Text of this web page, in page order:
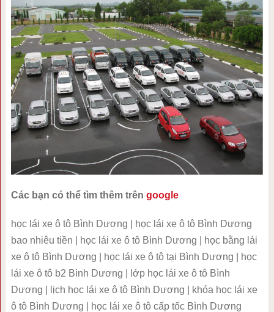
Các bạn có thể tìm thêm trên google
học lái xe ô tô Bình Dương | học lái xe ô tô Bình Dương
bao nhiêu tiền | học lái xe ô tô Bình Dương | học bằng lái
xe ô tô Bình Dương | học lái xe ô tô tại Bình Dương | học
lái xe ô tô b2 Bình Dương | lớp học lái xe ô tô Bình
Dương | lịch học lái xe ô tô Bình Dương | khóa học lái xe
ô tô Bình Dương | học lái xe ô tô cấp tốc Bình Dương